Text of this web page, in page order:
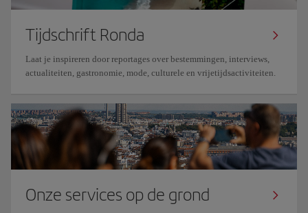
Tijdschrift Ronda
Laat je inspireren door reportages over bestemmingen, interviews,
actualiteiten, gastronomie, mode, culturele en vrijetijdsactiviteiten.
Onze services op de grond